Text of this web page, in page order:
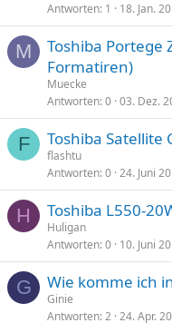
Antworten 1 18. Jan.
M
Toshiba Portege
Formatiren)
Muecke
Antworten 0 03. Dez.
F Toshiba Satellite
flashtu
Antworten 0 24. Juni
H Toshiba L550-
Huligan
Antworten 0 10. Juni
G Wie komme ich
Ginie
Antworten 2 24. Apr.